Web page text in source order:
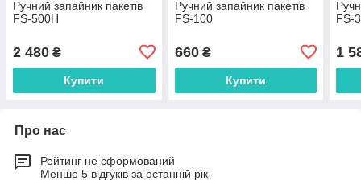
Ручний запайник пакетів
FS-500H
2 480 ₴
Купити
Ручний запайник пакетів
FS-100
660₴
Купити
FS-
1
Про нас
Рейтинг не сформований
Менше 5 відгуків за останній рік